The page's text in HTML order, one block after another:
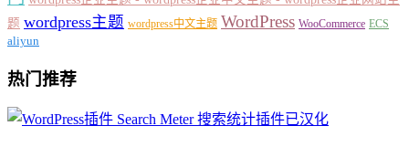
题 wordpress主题 wordpress中文主题 WordPress WooCommerce ECS
aliyun
热门推荐